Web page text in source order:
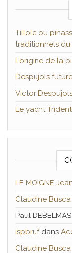
Tillole ou
traditionnels du
L’origine de la
Despujols
Victor
Le yacht Trident
LE MOIGNE Jean
Claudine Busca
Paul DEBELMAS
ispbrufdans
Claudine Busca